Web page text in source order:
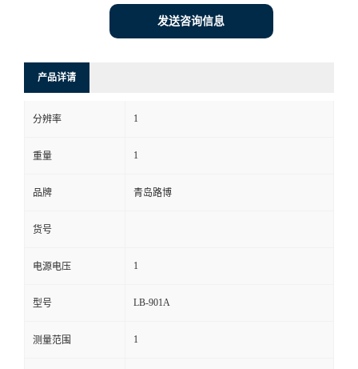
在
线
留
发送咨询信息
产品详请
分辨率 1
重量 1
品牌 青岛路博
货号
电源电压 1
型号 LB-901A
测量范围 1